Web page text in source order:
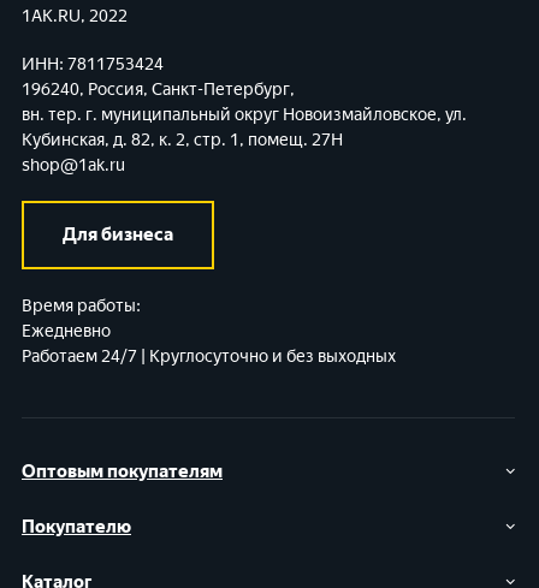
Оптовым покупателям
Покупателю
Каталог
1AK.RU, 2022
ИНН: 7811753424
196240, Россия, Санкт-Петербург,
вн. тер. г. муниципальный округ Новоизмайловское, ул.
Кубинская, д. 82, к. 2, стр. 1, помещ. 27Н
shop@1ak.ru
Для бизнеса
Время работы:
Ежедневно
Работаем 24/7 | Круглосуточно и без выходных